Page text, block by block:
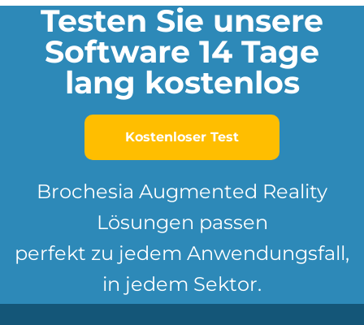
Testen Sie unsere
Software 14 Tage
lang kostenlos
Kostenloser Test
Brochesia Augmented Reality
Lösungen passen
perfekt zu jedem Anwendungsfall,
in jedem Sektor.